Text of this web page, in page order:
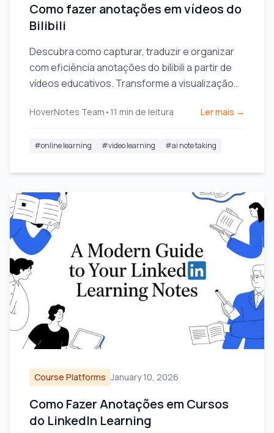
Como fazer anotações em vídeos do
Bilibili
Descubra como capturar, traduzir e organizar
com eficiência anotações do bilibili a partir de
vídeos educativos. Transforme a visualização
HoverNotes Team • 11 min de leitura Ler mais →
#online learning #video learning #ai note taking
Course Platforms January 10, 2026
Como Fazer Anotações em Cursos
do LinkedIn Learning